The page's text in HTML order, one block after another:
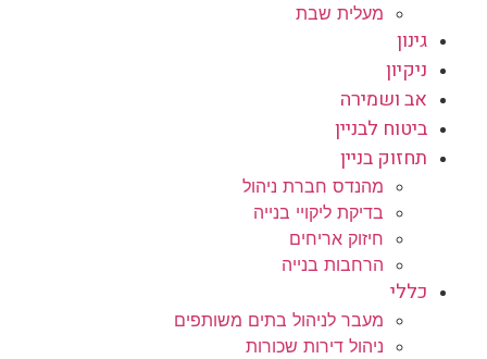
מעלית שבת
גינון
ניקיון
אב ושמירה
ביטוח לבניין
תחזוק בניין
מהנדס חברת ניהול
בדיקת ליקויי בנייה
חיזוק אריחים
הרחבות בנייה
כללי
מעבר לניהול בתים משותפים
ניהול דירות שכורות